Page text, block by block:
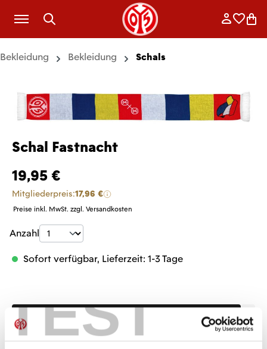
TEST
Zum Hauptinhalt springen
Bekleidung Bekleidung Schals
Schal Fastnacht
19,95 €
Mitgliederpreis:17,96 €
Preise inkl. MwSt. zzgl. Versandkosten
Produkt Anzahl: Gib den gewünschten
Anzahl
Sofort verfügbar, Lieferzeit: 1-3 Tage
IN DEN WARENKORB